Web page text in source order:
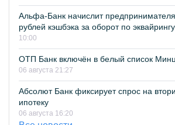
Альфа-Банк начислит
рублей кэшбэка за оборот по эквайрингу
10:00
ОТП Банк включён в белый список
06 августа 21:27
Абсолют Банк фиксирует спрос на
ипотеку
06 августа 16:20